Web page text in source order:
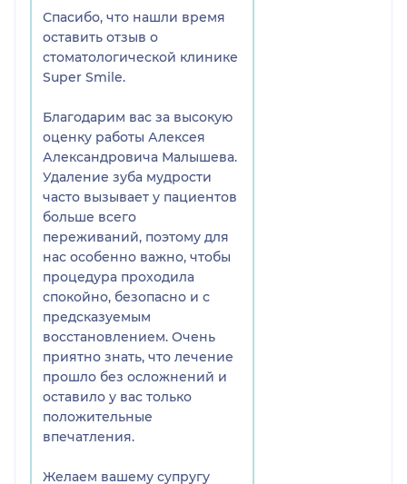
Спасибо, что нашли время
оставить отзыв о
стоматологической клинике
Super Smile.
Благодарим вас за высокую
оценку работы Алексея
Александровича Малышева.
Удаление зуба мудрости
часто вызывает у пациентов
больше всего
переживаний, поэтому для
нас особенно важно, чтобы
процедура проходила
спокойно, безопасно и с
предсказуемым
восстановлением. Очень
приятно знать, что лечение
прошло без осложнений и
оставило у вас только
положительные
впечатления.
Желаем вашему супругу